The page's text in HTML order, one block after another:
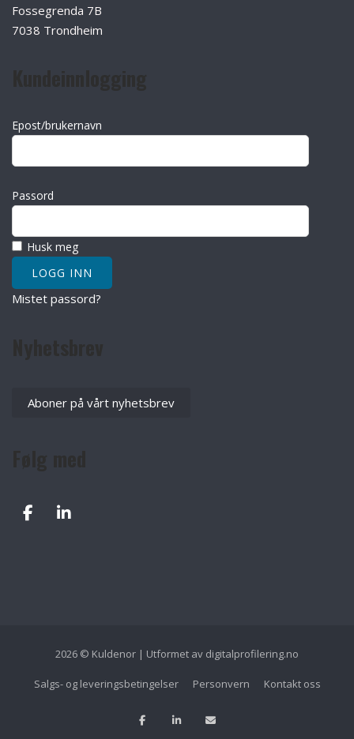
Fossegrenda 7B
7038 Trondheim
Epost/brukernavn
Passord
Husk meg
Mistet passord?
Aboner på vårt nyhetsbrev
2026 © Kuldenor | Utformet av digitalprofilering.no
Salgs- og leveringsbetingelser Personvern Kontakt oss